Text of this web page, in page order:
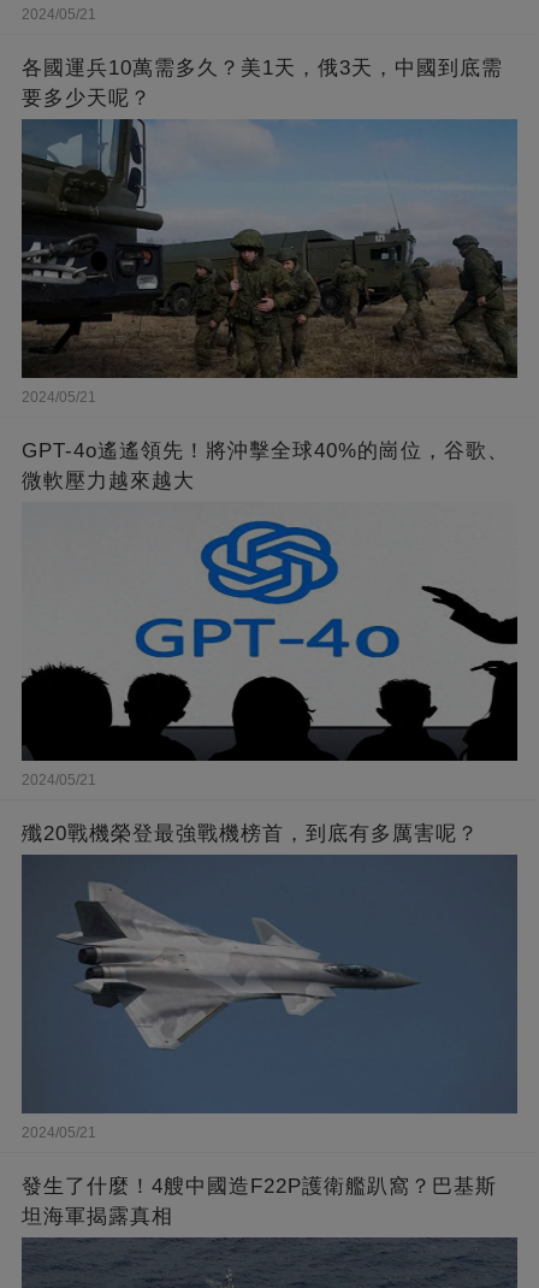
2024/05/21
各國運兵10萬需多久？美1天，俄3天，中國到底需
要多少天呢？
2024/05/21
GPT-4o遙遙領先！將沖擊全球40%的崗位，谷歌、
微軟壓力越來越大
2024/05/21
殲20戰機榮登最強戰機榜首，到底有多厲害呢？
2024/05/21
發生了什麼！4艘中國造F22P護衛艦趴窩？巴基斯
坦海軍揭露真相